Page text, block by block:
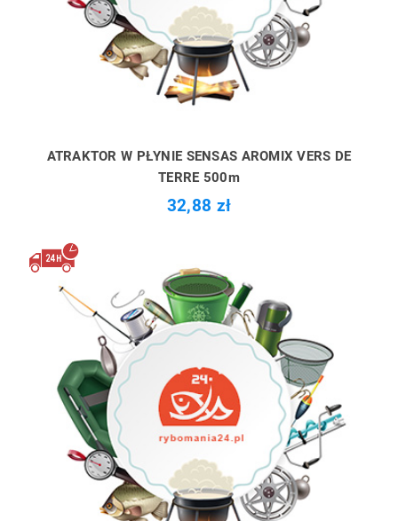
ATRAKTOR W PŁYNIE SENSAS AROMIX VERS DE
TERRE 500m
32,88 zł